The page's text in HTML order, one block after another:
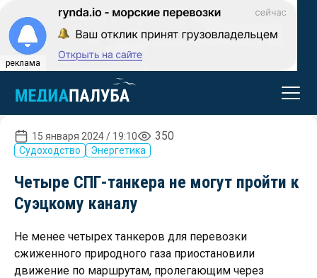
реклама
15 января 2024 / 19:10 350
Судоходство Энергетика
Четыре СПГ-танкера не могут пройти к
Суэцкому каналу
Не менее четырех танкеров для перевозки
сжиженного природного газа приостановили
движение по маршрутам, пролегающим через